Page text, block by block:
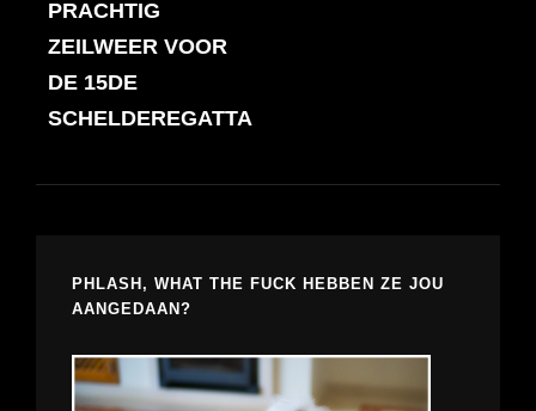
navigatie
POST
PRACHTIG
ZEILWEER VOOR
DE 15DE
SCHELDEREGATTA
PHLASH, WHAT THE FUCK HEBBEN ZE JOU
AANGEDAAN?